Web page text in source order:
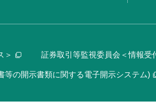
＞ 証券取引等監視委員会＜情報受
等の開示書類に関する電子開示システム)